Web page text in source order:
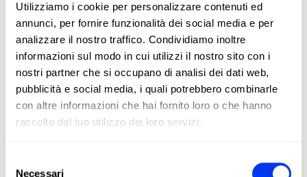
Utilizziamo i cookie per personalizzare contenuti ed
annunci, per fornire funzionalità dei social media e per
analizzare il nostro traffico. Condividiamo inoltre
informazioni sul modo in cui utilizzi il nostro sito con i
nostri partner che si occupano di analisi dei dati web,
pubblicità e social media, i quali potrebbero combinarle
con altre informazioni che hai fornito loro o che hanno
raccolto dal tuo utilizzo dei loro servizi.
Necessari